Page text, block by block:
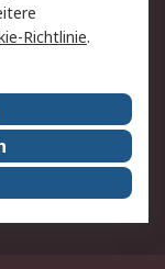
Konditionen
Richtlinie.